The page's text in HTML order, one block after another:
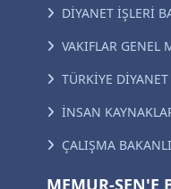
DİYANET İŞLERİ
VAKIFLAR GENEL
TÜRKİYE DİYANET
İNSAN
ÇALIŞMA
MEMUR-SEN'E